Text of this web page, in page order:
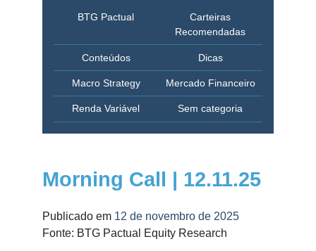
BTG Pactual
Carteiras
Recomendadas
Conteúdos Dicas
Macro Strategy Mercado Financeiro
Renda Variável Sem categoria
Morning Call | 12.11.25
Publicado em 12 de novembro de 2025
Fonte: BTG Pactual Equity Research